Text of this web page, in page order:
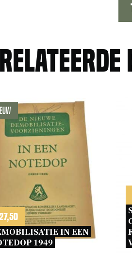
IN EEN
1949